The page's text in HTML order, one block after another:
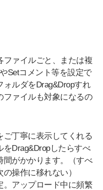
ファイルごと、または複
Setコメント等を設定で
ォルダをDrag&Dropすれ
ファイルも対象になるの
ご丁寧に表示してくれる
Drag&Dropしたらすべ
間がかかります。（すべ
操作に移れない）
。アップロード中に頻繁